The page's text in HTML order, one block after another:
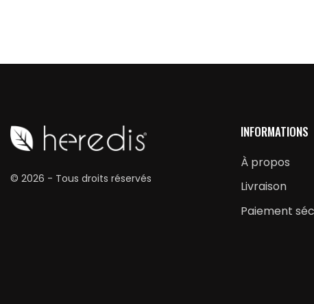
© 2026 - Tous droits réservés
INFORMATIONS
À propos
Livraison
Paiement